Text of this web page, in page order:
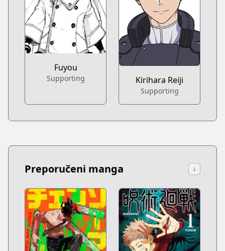
Fuyou
Supporting Kirihara Reiji
Supporting
Preporučeni manga ↓